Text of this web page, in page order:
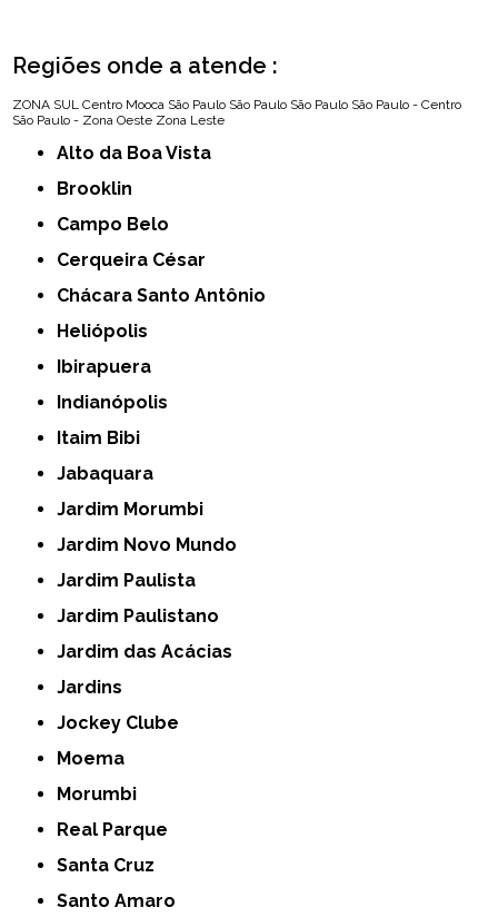
Regiões onde a atende :
ZONA SUL Centro Mooca São Paulo São Paulo São Paulo São Paulo - Centro
São Paulo - Zona Oeste Zona Leste
Alto da Boa Vista
Brooklin
Campo Belo
Cerqueira César
Chácara Santo Antônio
Heliópolis
Ibirapuera
Indianópolis
Itaim Bibi
Jabaquara
Jardim Morumbi
Jardim Novo Mundo
Jardim Paulista
Jardim Paulistano
Jardim das Acácias
Jardins
Jockey Clube
Moema
Morumbi
Real Parque
Santa Cruz
Santo Amaro